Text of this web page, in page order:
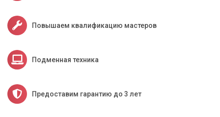
Повышаем квалификацию мастеров
Подменная техника
Предоставим гарантию до 3 лет